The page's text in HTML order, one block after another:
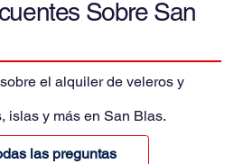
Sobre San
el alquiler de veleros y
islas y más en San Blas.
las preguntas